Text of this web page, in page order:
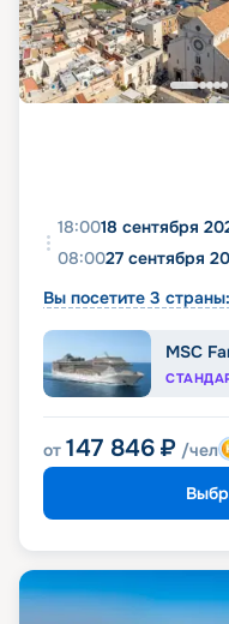
18:0018 сентября
08:0027 сентября
Вы посетите 3 страны:
MSC
от 147 846 ₽ /чел